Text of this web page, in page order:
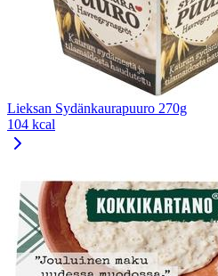
Lieksan Sydänkaurapuuro 270g
104 kcal